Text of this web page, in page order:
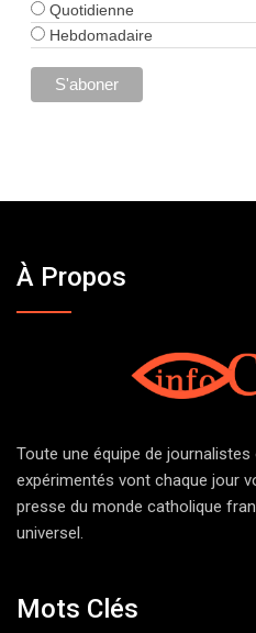
Quotidienne
Hebdomadaire
À Propos
Toute une équipe de
expérimentés vont chaque jour
presse du monde catholique
universel.
Mots Clés